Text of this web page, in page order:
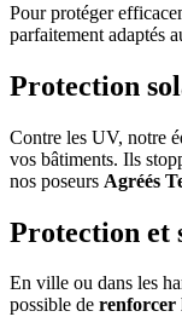
Pour protéger
parfaitement adaptés
Protection
Contre les UV, notre
vos bâtiments. Ils
nos poseurs Agréés
Protection et
En ville ou dans les
possible de renforcer